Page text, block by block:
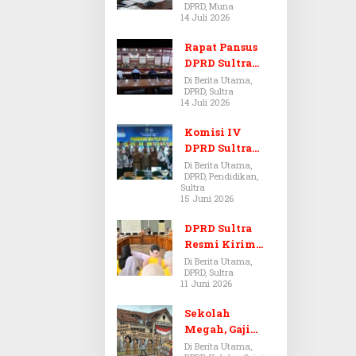
Dugaan Jual
Beli Tanah
Bermasalah di
Muna
DPRD, Muna
14 Juli 2026
Rapat Pansus
DPRD Sultra
Diskors Dua
Kali Akibat
Ketidakhadira
n Pj Sekda
Di Berita Utama,
DPRD, Sultra
14 Juli 2026
Komisi IV
DPRD Sultra
Kawal Hak
Guru,
Rencanakan
Pendidikan
Di Berita Utama,
DPRD, Pendidikan,
Sultra
15 Juni 2026
DPRD Sultra
Resmi Kirim
Aspirasi Tolak
Peraturan
BPOM No. 5
Tahun 2026 ke
Komisi IX DPR
Di Berita Utama,
DPRD, Sultra
11 Juni 2026
Sekolah
Megah, Gaji
Guru Berdarah-
Di Berita Utama,